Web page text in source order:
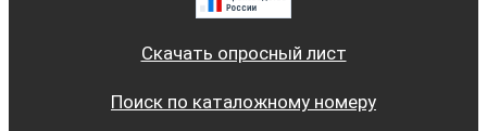
Скачать опросный лист
Поиск по каталожному номеру